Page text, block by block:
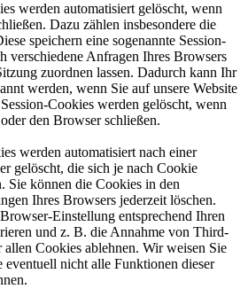
werden automatisiert gelöscht, wenn
Dazu zählen insbesondere die
speichern eine sogenannte Session-
verschiedene Anfragen Ihres Browsers
zuordnen lassen. Dadurch kann Ihr
werden, wenn Sie auf unsere Website
Cookies werden gelöscht, wenn
den Browser schließen.
werden automatisiert nach einer
gelöscht, die sich je nach Cookie
Sie können die Cookies in den
Ihres Browsers jederzeit löschen.
Einstellung entsprechend Ihren
und z. B. die Annahme von Third-
allen Cookies ablehnen. Wir weisen Sie
eventuell nicht alle Funktionen dieser